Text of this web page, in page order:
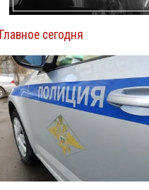
Главное сегодня